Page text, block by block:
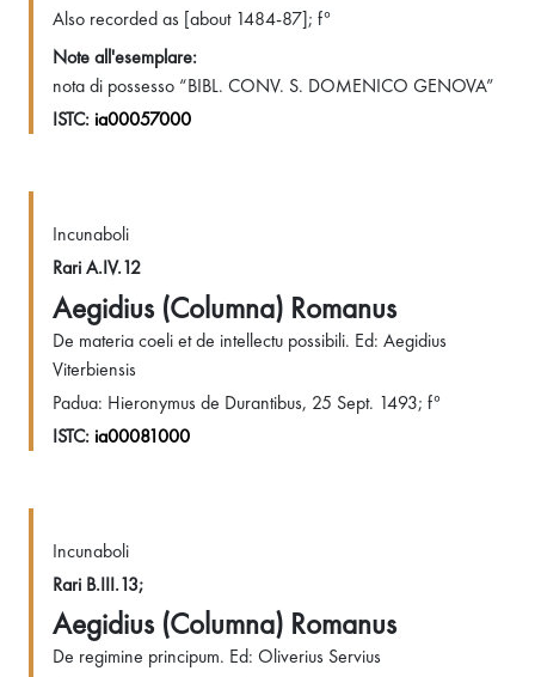
Also recorded as [about 1484-87]; f°
Note all'esemplare:
nota di possesso “BIBL. CONV. S. DOMENICO GENOVA”
ISTC: ia00057000
Incunaboli
Rari A.IV.12
Aegidius (Columna) Romanus
De materia coeli et de intellectu possibili. Ed: Aegidius
Viterbiensis
Padua: Hieronymus de Durantibus, 25 Sept. 1493; f°
ISTC: ia00081000
Incunaboli
Rari B.III.13;
Aegidius (Columna) Romanus
De regimine principum. Ed: Oliverius Servius